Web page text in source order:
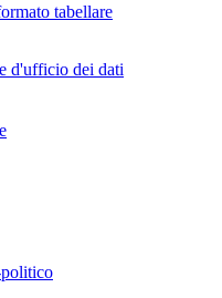
tabellare
d'ufficio dei dati